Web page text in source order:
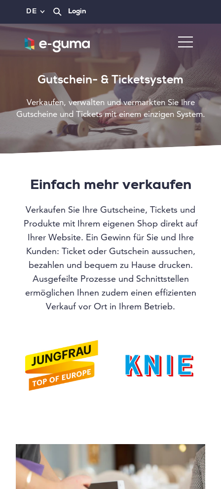
DE Login
Gutschein- & Ticketsystem
Verkaufen, verwalten und vermarkten Sie Ihre
Gutscheine und Tickets mit einem einzigen System.
Einfach mehr verkaufen
Verkaufen Sie Ihre Gutscheine, Tickets und
Produkte mit Ihrem eigenen Shop direkt auf
Ihrer Website. Ein Gewinn für Sie und Ihre
Kunden: Ticket oder Gutschein aussuchen,
bezahlen und bequem zu Hause drucken.
Ausgefeilte Prozesse und Schnittstellen
ermöglichen Ihnen zudem einen effizienten
Verkauf vor Ort in Ihrem Betrieb.